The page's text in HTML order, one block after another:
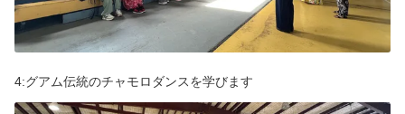
会社案内
プライバシーポリシー
4:グアム伝統のチャモロダンスを学びます